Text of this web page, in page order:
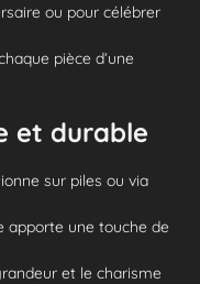
ou pour célébrer
pièce d’une
et durable
sur piles ou via
apporte une touche de
et le charisme